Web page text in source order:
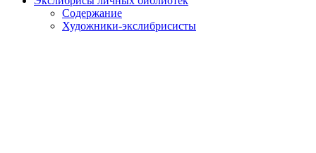
Содержание
Художники-экслибрисисты